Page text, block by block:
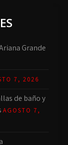
Grande
7, 2026
de baño y
AGOSTO 7,